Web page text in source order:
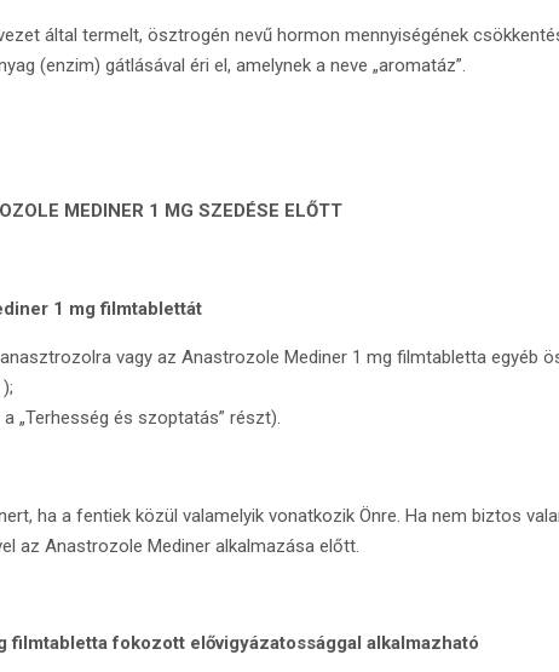
által termelt, ösztrogén nevű hormon mennyiségének
(enzim) gátlásával éri el, amelynek a neve „aromatáz”.
MEDINER 1 MG SZEDÉSE ELŐTT
1 mg filmtablettát
vagy az Anastrozole Mediner 1 mg filmtabletta egyéb
„Terhesség és szoptatás” részt).
ha a fentiek közül valamelyik vonatkozik Önre. Ha nem biztos
az Anastrozole Mediner alkalmazása előtt.
filmtabletta fokozott elővigyázatossággal alkalmazható